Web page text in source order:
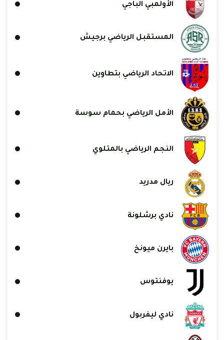
الأولمبي الباجي
المستقبل الرياضي برجيش
الاتحاد الرياضي بتطاوين
الأمل الرياضي بحمام سوسة
النجم الرياضي بالمتلوي
ريال مدريد
نادي برشلونة
بايرن ميونخ
يوفنتوس
نادي ليفربول